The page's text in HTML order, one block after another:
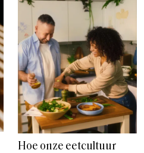
Hoe onze eetcultuur